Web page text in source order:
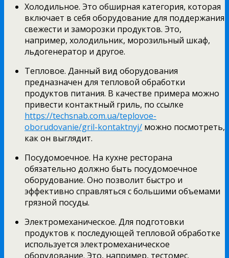
Холодильное. Это обширная категория, которая
включает в себя оборудование для поддержания
свежести и заморозки продуктов. Это,
например, холодильник, морозильный шкаф,
льдогенератор и другое.
Тепловое. Данный вид оборудования
предназначен для тепловой обработки
продуктов питания. В качестве примера можно
привести контактный гриль, по ссылке
https://techsnab.com.ua/teplovoe-
oborudovanie/gril-kontaktnyj/ можно посмотреть,
как он выглядит.
Посудомоечное. На кухне ресторана
обязательно должно быть посудомоечное
оборудование. Оно позволит быстро и
эффективно справляться с большими объемами
грязной посуды.
Электромеханическое. Для подготовки
продуктов к последующей тепловой обработке
используется электромеханическое
оборудование. Это, например, тестомес.